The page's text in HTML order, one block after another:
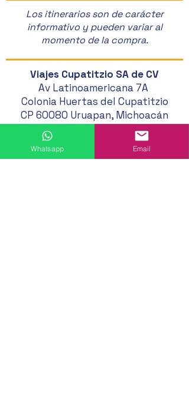
Los itinerarios son de carácter
informativo y pueden variar al
momento de la compra.
Viajes Cupatitzio SA de CV
Av Latinoamericana 7A
Colonia Huertas del Cupatitzio
CP 60080 Uruapan, Michoacán
452 121 20 33
Whatsapp Email